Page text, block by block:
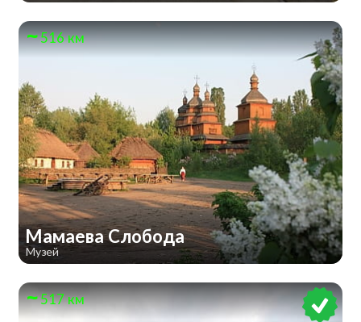
516 км
Мамаева Слобода
Музей
517 км